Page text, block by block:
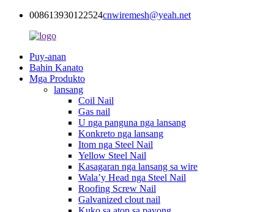
008613930122524cnwiremesh@yeah.net
Puy-anan
Bahin Kanato
Mga Produkto
lansang
Coil Nail
Gas nail
U nga panguna nga lansang
Konkreto nga lansang
Itom nga Steel Nail
Yellow Steel Nail
Kasagaran nga lansang sa wire
Wala’y Head nga Steel Nail
Roofing Screw Nail
Galvanized clout nail